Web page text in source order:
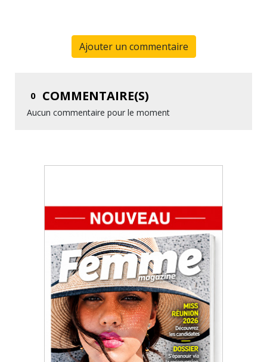
Ajouter un commentaire
0 COMMENTAIRE(S)
Aucun commentaire pour le moment